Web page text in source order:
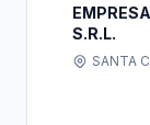
S.R.L.
SANTA